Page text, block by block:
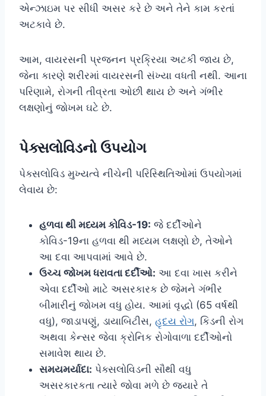
એન્ઝાઇમ પર સીધી અસર કરે છે અને તેને કામ કરતાં
અટકાવે છે.
આમ, વાયરસની પ્રજનન પ્રક્રિયા અટકી જાય છે,
જેના કારણે શરીરમાં વાયરસની સંખ્યા વધતી નથી. આના
પરિણામે, રોગની તીવ્રતા ઓછી થાય છે અને ગંભીર
લક્ષણોનું જોખમ ઘટે છે.
પેક્સલોવિડનો ઉપયોગ
પેક્સલોવિડ મુખ્યત્વે નીચેની પરિસ્થિતિઓમાં ઉપયોગમાં
લેવાય છે:
હળવા થી મધ્યમ કોવિડ-19: જે દર્દીઓને
કોવિડ-19ના હળવા થી મધ્યમ લક્ષણો છે, તેઓને
આ દવા આપવામાં આવે છે.
ઉચ્ચ જોખમ ધરાવતા દર્દીઓ: આ દવા ખાસ કરીને
એવા દર્દીઓ માટે અસરકારક છે જેમને ગંભીર
બીમારીનું જોખમ વધુ હોય. આમાં વૃદ્ધો (65 વર્ષથી
વધુ), જાડાપણું, ડાયાબિટીસ, હૃદય રોગ, કિડની રોગ
અથવા કેન્સર જેવા ક્રોનિક રોગોવાળા દર્દીઓનો
સમાવેશ થાય છે.
સમયમર્યાદા: પેક્સલોવિડની સૌથી વધુ
અસરકારકતા ત્યારે જોવા મળે છે જ્યારે તે